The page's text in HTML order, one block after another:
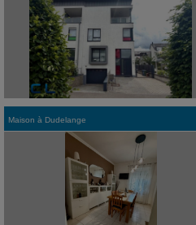
Maison à Dudelange